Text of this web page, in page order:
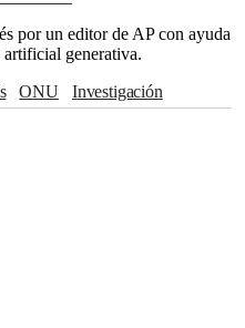
por un editor de AP con ayuda
generativa.
ONU
Investigación